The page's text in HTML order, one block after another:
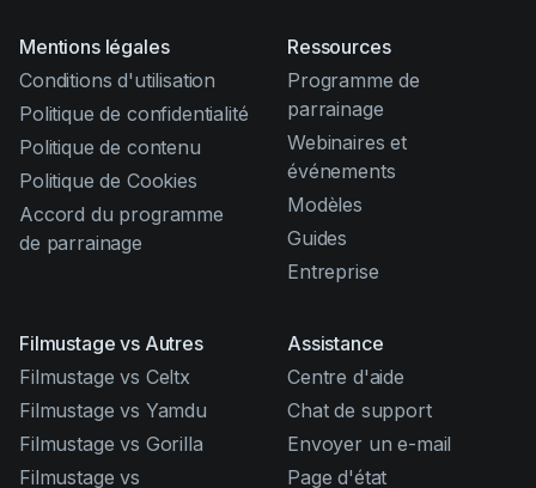
Mentions légales
Conditions d'utilisation
Politique de confidentialité
Politique de contenu
Politique de Cookies
Accord du programme
de parrainage
Ressources
Programme de
parrainage
Webinaires et
événements
Modèles
Guides
Entreprise
Filmustage vs Autres
Filmustage vs Celtx
Filmustage vs Yamdu
Filmustage vs Gorilla
Filmustage vs
Assistance
Centre d'aide
Chat de support
Envoyer un e-mail
Page d'état